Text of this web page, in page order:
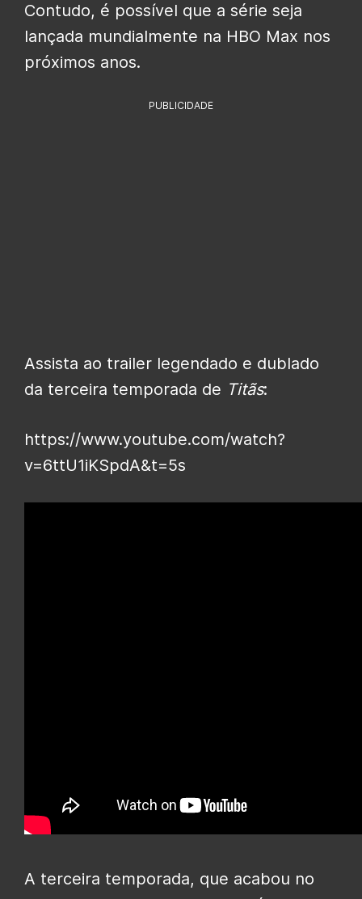
Contudo, é possível que a série seja
lançada mundialmente na HBO Max nos
próximos anos.
PUBLICIDADE
Assista ao trailer legendado e dublado
da terceira temporada de Titãs:
https://www.youtube.com/watch?
v=6ttU1iKSpdA&t=5s
A terceira temporada, que acabou no